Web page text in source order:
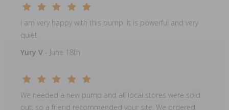
i am very happy with this pump. it is powerful and very
quiet.
Yury V - June 18th
We needed a new pump and all local stores were sold
out, so a friend recommended your site. We ordered